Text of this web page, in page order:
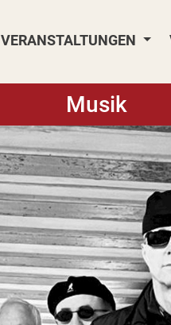
VERANSTALTUNGEN
Musik